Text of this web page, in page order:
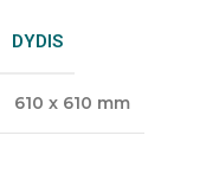
DYDIS
610 x 610 mm